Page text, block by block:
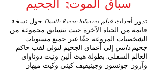
سباق الموت: الجحيم
تدور أحداث فيلم Death Race: Inferno
حول نسخة
قاتمة من الحياة الآخرة حيث تتسابق مجموعة من
الشخصيات المروعة حقًا عبر جميع مستويات
جحيم دانتي إلى أعماق الجحيم لتولي لقب حاكم
العالم السفلي. بطولة هيث ألين ونيت دوناواي
وآرون جونسون وجينيفيف كيني وكيت ميهان